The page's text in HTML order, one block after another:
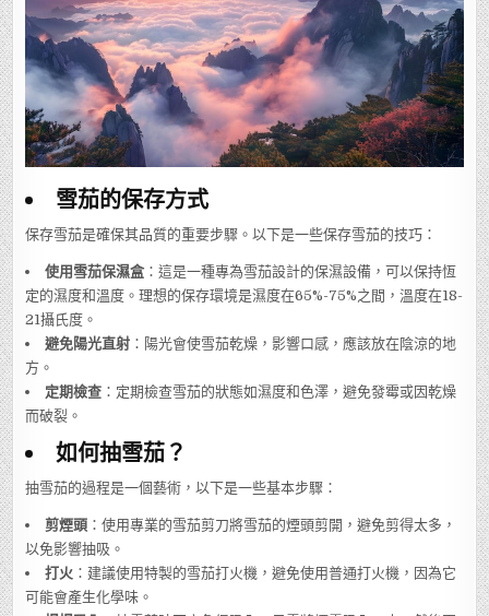
雪茄的保存方式
保存雪茄是確保其品質的重要步驟。以下是一些保存雪茄的技巧：
使用雪茄保濕盒 ：這是一種專為雪茄設計的保濕設備，可以保持恆
定的濕度和溫度。理想的保存環境是濕度在65%-75%之間，溫度在18-
21攝氏度。
避免陽光直射 ：陽光會使雪茄乾燥，影響口感，應該放在陰涼的地
方。
定期檢查 ：定期檢查雪茄的狀態如濕度和色澤，避免發霉或因乾燥
而破裂。
如何抽雪茄？
抽雪茄的過程是一個藝術，以下是一些基本步驟：
剪煙頭 ：使用專業的雪茄剪刀將雪茄的煙頭剪開，避免剪得太多，
以免影響抽吸。
打火 ：建議使用特製的雪茄打火機，避免使用普通打火機，因為它
可能會產生化學味。